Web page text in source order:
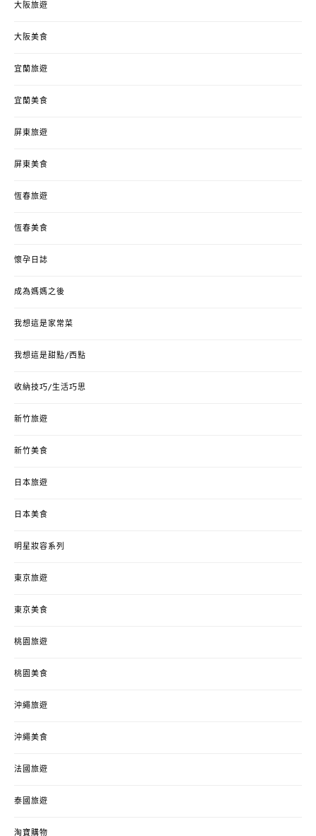
大阪旅遊
大阪美食
宜蘭旅遊
宜蘭美食
屏東旅遊
屏東美食
恆春旅遊
恆春美食
懷孕日誌
成為媽媽之後
我想這是家常菜
我想這是甜點/西點
收納技巧/生活巧思
新竹旅遊
新竹美食
日本旅遊
日本美食
明星妝容系列
東京旅遊
東京美食
桃園旅遊
桃園美食
沖繩旅遊
沖繩美食
法國旅遊
泰國旅遊
淘寶購物